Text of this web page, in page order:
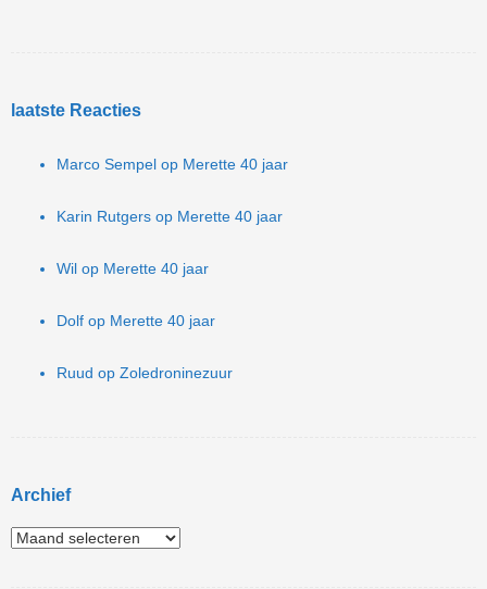
laatste Reacties
Marco Sempel op Merette 40 jaar
Karin Rutgers op Merette 40 jaar
Wil op Merette 40 jaar
Dolf op Merette 40 jaar
Ruud op Zoledroninezuur
Archief